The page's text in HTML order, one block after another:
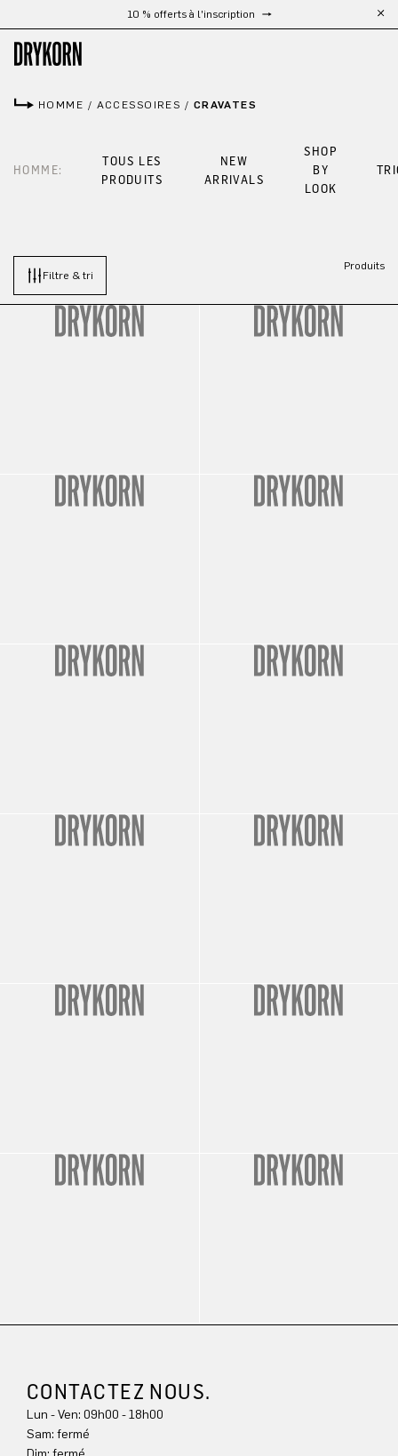
Passer au contenu principal10 % offerts à l'inscription
HOMME / ACCESSOIRES / CRAVATES
HOMME:
TOUS LES
PRODUITS
NEW
ARRIVALS
SHOP
BY
LOOK
Filtre & tri
Produits
CONTACTEZ NOUS.
Lun - Ven: 09h00 - 18h00
Sam: fermé